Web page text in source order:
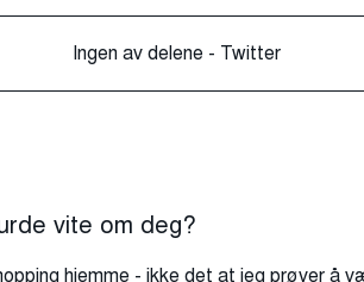
Ingen av delene - Twitter
vite om deg?
hjemme - ikke det at jeg prøver å